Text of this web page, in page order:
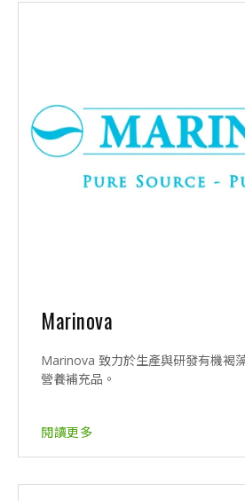
Marinova
Marinova 致力於生產與研發有機褐
營養補充品。
閱讀更多